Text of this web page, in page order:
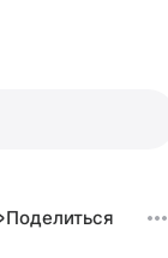
Поделиться